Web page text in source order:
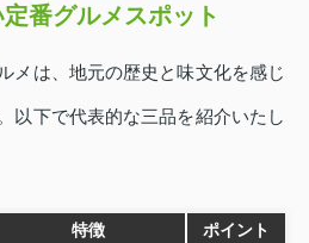
番グルメスポット
メは、地元の歴史と味文化を感じ
以下で代表的な三品を紹介いたし
特徴 ポイント